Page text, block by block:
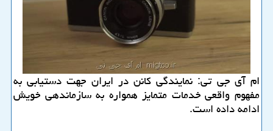
ام آی جی تی: نمایندگی كانن در ایران جهت دستیابی به
مفهوم واقعی خدمات متمایز همواره به سازماندهی خویش
ادامه داده است.